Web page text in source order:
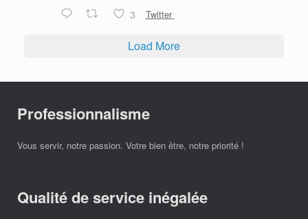
3 Twitter
Load More
Professionnalisme
Vous servir, notre passion. Votre bien être, notre priorité !
Qualité de service inégalée